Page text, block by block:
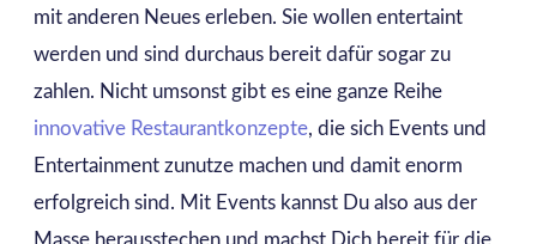
mit anderen Neues erleben. Sie wollen entertaint
werden und sind durchaus bereit dafür sogar zu
zahlen. Nicht umsonst gibt es eine ganze Reihe
innovative Restaurantkonzepte, die sich Events und
Entertainment zunutze machen und damit enorm
erfolgreich sind. Mit Events kannst Du also aus der